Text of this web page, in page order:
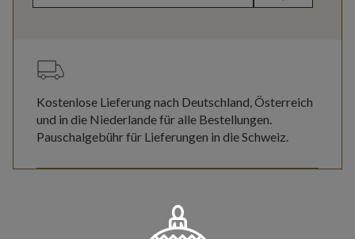
Kostenlose Lieferung nach Deutschland, Österreich
und in die Niederlande für alle Bestellungen.
Pauschalgebühr für Lieferungen in die Schweiz.